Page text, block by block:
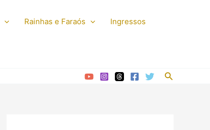
Rainhas e Faraós Ingressos
Pesquisar